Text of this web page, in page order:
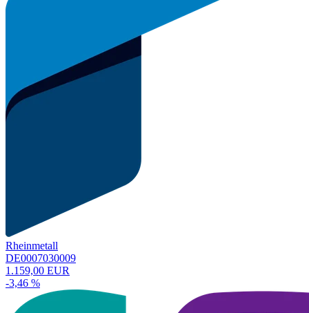
Rheinmetall
DE0007030009
1.159,00 EUR
-3,46 %